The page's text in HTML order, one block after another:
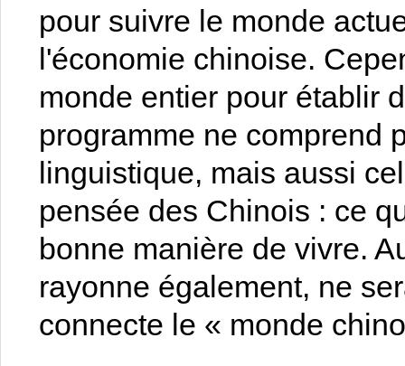
pour suivre le monde
l'économie chinoise.
monde entier pour établir
programme ne comprend
linguistique, mais aussi
pensée des Chinois : ce
bonne manière de vivre.
rayonne également, ne
connecte le « monde